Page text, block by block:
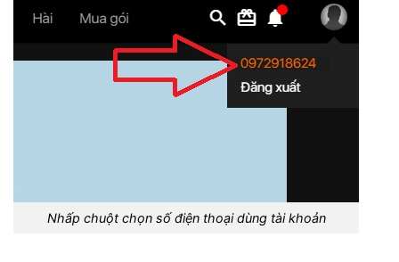
Nhấp chuột chọn số điện thoại dùng tài khoản